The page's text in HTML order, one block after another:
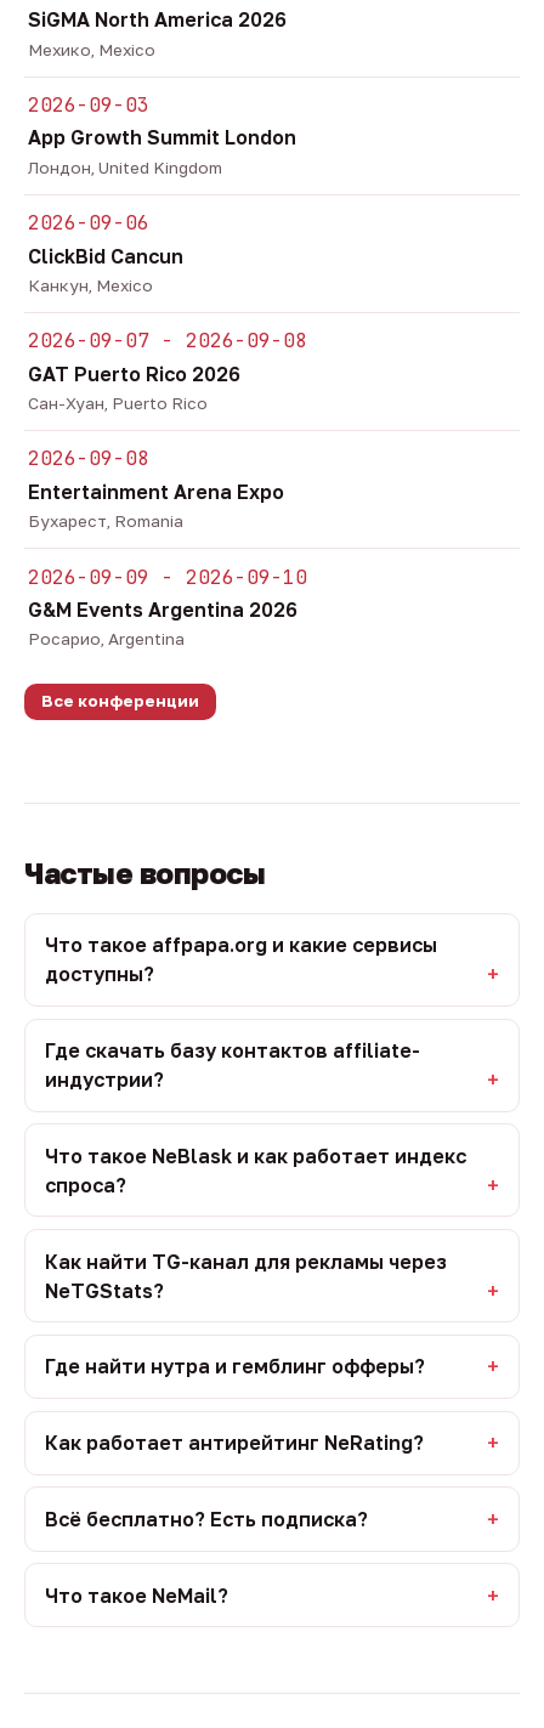
SiGMA North America 2026
Мехико, Mexico
2026-09-03
App Growth Summit London
Лондон, United Kingdom
2026-09-06
ClickBid Cancun
Канкун, Mexico
2026-09-07 - 2026-09-08
GAT Puerto Rico 2026
Сан-Хуан, Puerto Rico
2026-09-08
Entertainment Arena Expo
Бухарест, Romania
2026-09-09 - 2026-09-10
G&M Events Argentina 2026
Росарио, Argentina
Все конференции
Частые вопросы
Что такое affpapa.org и какие сервисы
доступны?
Где скачать базу контактов affiliate-
индустрии?
Что такое NeBlask и как работает индекс
спроса?
Как найти TG-канал для рекламы через
NeTGStats?
Где найти нутра и гемблинг офферы?
Как работает антирейтинг NeRating?
Всё бесплатно? Есть подписка?
Что такое NeMail?